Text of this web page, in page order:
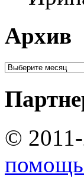
Архив
©